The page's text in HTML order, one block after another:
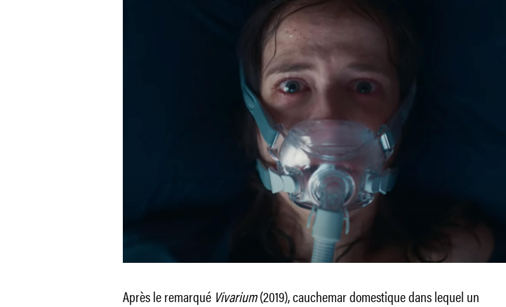
Après le remarqué Vivarium(2019), cauchemar domestique dans lequel un